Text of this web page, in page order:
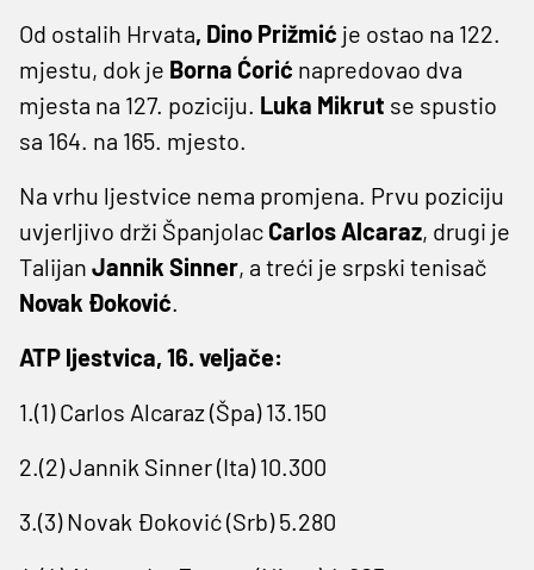
Od ostalih Hrvata, Dino Prižmić je ostao na 122.
mjestu, dok je Borna Ćorić napredovao dva
mjesta na 127. poziciju. Luka Mikrut se spustio
sa 164. na 165. mjesto.
Na vrhu ljestvice nema promjena. Prvu poziciju
uvjerljivo drži Španjolac Carlos Alcaraz, drugi je
Talijan Jannik Sinner, a treći je srpski tenisač
Novak Đoković.
ATP ljestvica, 16. veljače:
1.(1) Carlos Alcaraz (Špa) 13.150
2.(2) Jannik Sinner (Ita) 10.300
3.(3) Novak Đoković (Srb) 5.280